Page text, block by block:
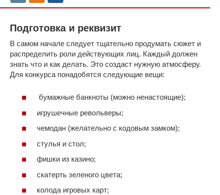
Подготовка и реквизит
В самом начале следует тщательно продумать сюжет и
распределить роли действующих лиц. Каждый должен
знать что и как делать. Это создаст нужную атмосферу.
Для конкурса понадобятся следующие вещи:
бумажные банкноты (можно ненастоящие);
игрушечные револьверы;
чемодан (желательно с кодовым замком);
стулья и стол;
фишки из казино;
скатерть зеленого цвета;
колода игровых карт;